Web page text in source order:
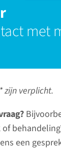
met
zijn verplicht.
een